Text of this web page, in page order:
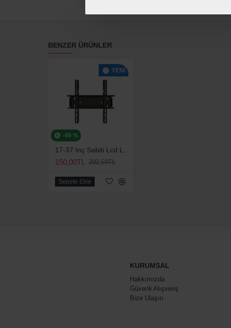
BENZER ÜRÜNLER
YENI
-49 %
17-37 Inç Sabiti Lcd Led Tv Askı Aparatı
150,00TL 292,59TL
Sepete Ekle
KURUMSAL
Hakkımızda
Güvenli Alışveriş
Bize Ulaşın